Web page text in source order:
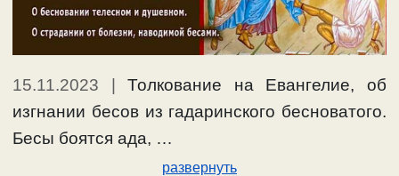
15.11.2023 |Толкование на Евангелие, об
изгнании бесов из гадаринского бесноватого.
Бесы боятся ада, …
развернуть